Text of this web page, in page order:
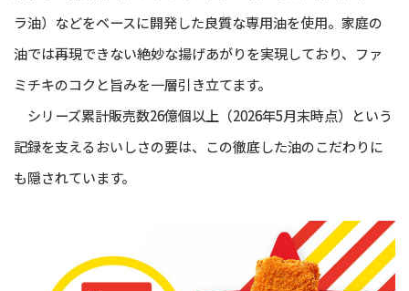
ラ油）などをベースに開発した良質な専用油を使用。家庭の
油では再現できない絶妙な揚げあがりを実現しており、ファ
ミチキのコクと旨みを一層引き立てます。
シリーズ累計販売数26億個以上（2026年5月末時点）という
記録を支えるおいしさの要は、この徹底した油のこだわりに
も隠されています。